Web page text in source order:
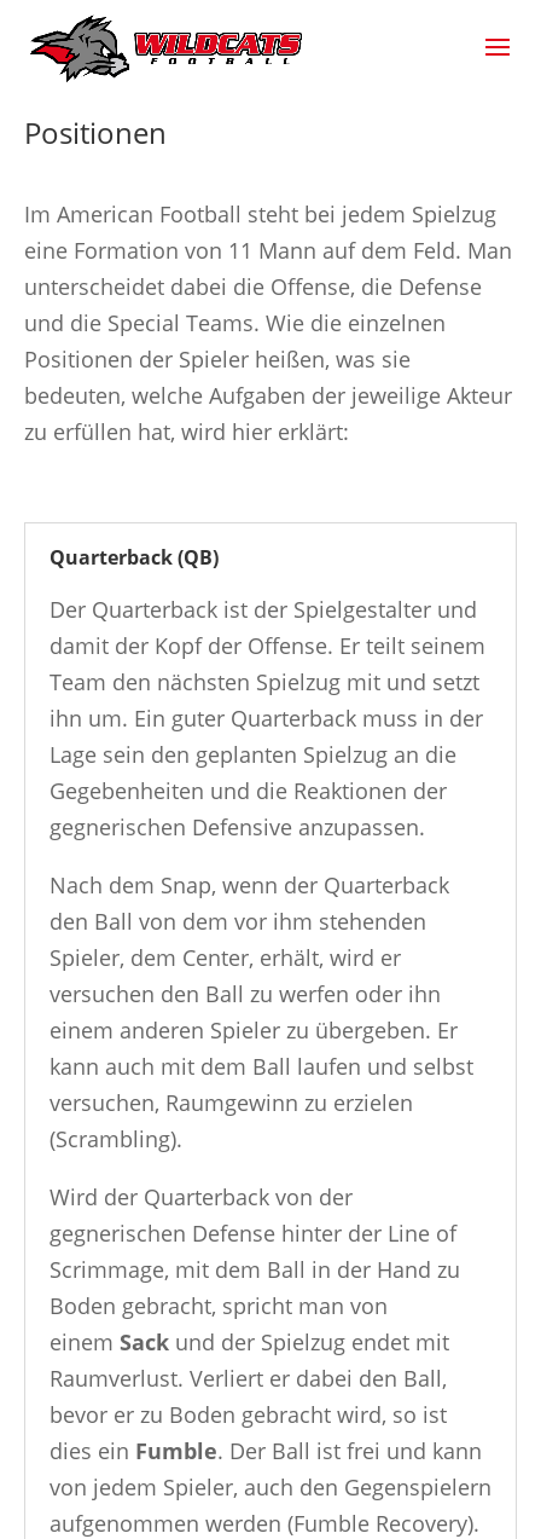
Positionen
Im American Football steht bei jedem Spielzug
eine Formation von 11 Mann auf dem Feld. Man
unterscheidet dabei die Offense, die Defense
und die Special Teams. Wie die einzelnen
Positionen der Spieler heißen, was sie
bedeuten, welche Aufgaben der jeweilige Akteur
zu erfüllen hat, wird hier erklärt:
Quarterback (QB)
Der Quarterback ist der Spielgestalter und
damit der Kopf der Offense. Er teilt seinem
Team den nächsten Spielzug mit und setzt
ihn um. Ein guter Quarterback muss in der
Lage sein den geplanten Spielzug an die
Gegebenheiten und die Reaktionen der
gegnerischen Defensive anzupassen.
Nach dem Snap, wenn der Quarterback
den Ball von dem vor ihm stehenden
Spieler, dem Center, erhält, wird er
versuchen den Ball zu werfen oder ihn
einem anderen Spieler zu übergeben. Er
kann auch mit dem Ball laufen und selbst
versuchen, Raumgewinn zu erzielen
(Scrambling).
Wird der Quarterback von der
gegnerischen Defense hinter der Line of
Scrimmage, mit dem Ball in der Hand zu
Boden gebracht, spricht man von
einem Sack und der Spielzug endet mit
Raumverlust. Verliert er dabei den Ball,
bevor er zu Boden gebracht wird, so ist
dies ein Fumble. Der Ball ist frei und kann
von jedem Spieler, auch den Gegenspielern
aufgenommen werden (Fumble Recovery).